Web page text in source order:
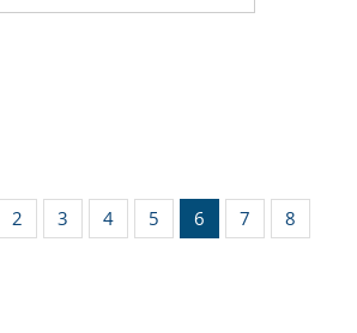
2 3 4 5 6 7
8